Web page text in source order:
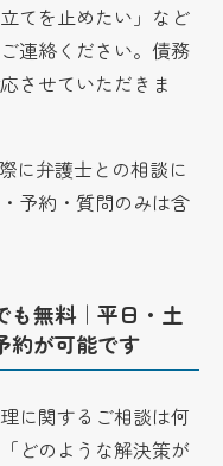
てを止めたい」など
連絡ください。債務
させていただきま
に弁護士との相談に
予約・質問のみは含
無料｜平日・土
約が可能です
に関するご相談は何
どのような解決策が